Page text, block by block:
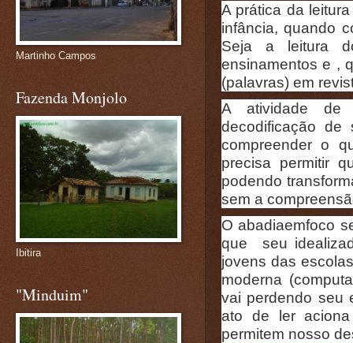
A prática da
infância, quando
Seja a leitura
ensinamentos e ,
(palavras) em
A atividade de
decodificação de
compreender o
precisa permitir
podendo
sem a
O abadiaemfoco
que seu
jovens das
moderna
vai perdendo seu
ato de ler
permitem nosso
Martinho Campos
Fazenda Monjolo
Ibitira
"Minduim"